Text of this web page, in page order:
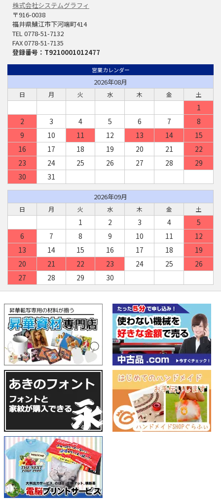
株式会社システムグラフィ
〒916-0038
福井県鯖江市下河端町414
TEL 0778-51-7132
FAX 0778-51-7135
登録番号：T9210001012477
営業カレンダー
2026年08月
日 月 火 水 木 金 土
1
2
3 4 5 6 7
8
9
10 11 12 13 14
15
16
17 18 19 20 21
22
23
24 25 26 27 28
29
30
31
2026年09月
日 月 火 水 木 金 土
1 2 3 4
5
6
7 8 9 10 11
12
13
14 15 16 17 18
19
20
21 22 23 24 25
26
27
28 29 30